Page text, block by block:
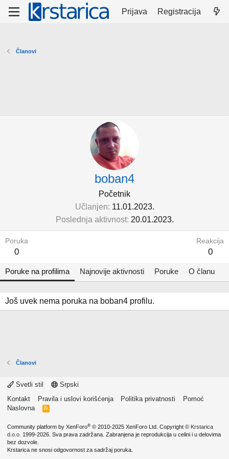
Prijava Registracija
Članovi
boban4
Početnik
Učlanjen 11.01.2023.
Poslednja aktivnost 20.01.2023.
Poruka
0
Reakcija
0
Poruke na profilima Najnovije aktivnosti Poruke O članu
Još uvek nema poruka na boban4 profilu.
Članovi
Svetli stil
Srpski
Kontakt
Pravila i uslovi korišćenja Politika privatnosti
Pomoć
Naslovna
R
Community platform by XenForo® © 2010-2025 XenForo Ltd. Copyright © Krstarica
d.o.o. 1999-2026. Sva prava zadržana. Zabranjena je reprodukcija u celini i u delovima
bez dozvole.
Krstarica ne snosi odgovornost za sadržaj poruka.